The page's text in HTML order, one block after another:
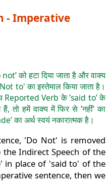
- Imperative
को हटा दिया जाता है और वाक्य
to' का इस्तेमाल किया जाता है।
Reported Verb के ’said to’ के
तो हमें वाक्य में फिर से ’नहीं’ का
का अर्थ स्वयं नकारात्मक है।
'Do Not' is removed
Indirect Speech of the
in place of 'said to' of the
sentence, then we